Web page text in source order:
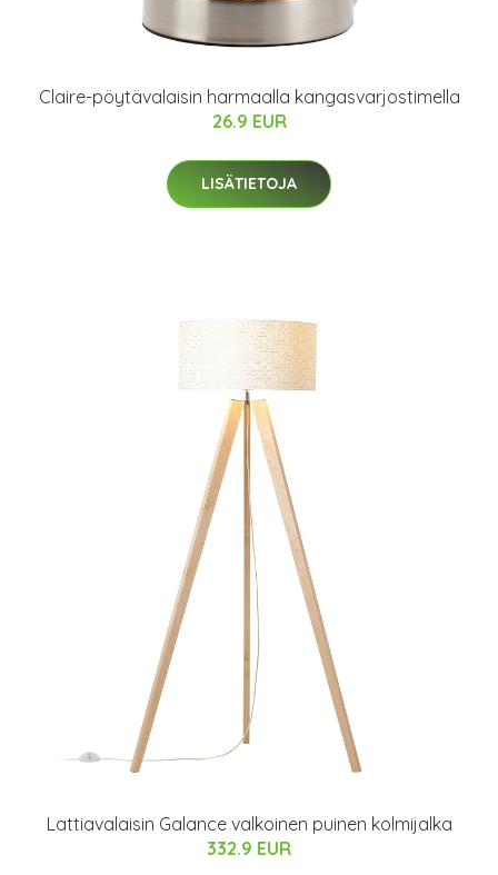
Claire-pöytävalaisin harmaalla kangasvarjostimella
26.9 EUR
LISÄTIETOJA
Lattiavalaisin Galance valkoinen puinen kolmijalka
332.9 EUR